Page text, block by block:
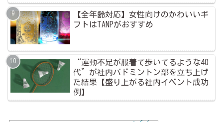
【全年齢対応】女性向けのかわいいギ
フトはTANPがおすすめ
“運動不足が服着て歩いてるような40
代”が社内バドミントン部を立ち上げ
た結果【盛り上がる社内イベント成功
例】